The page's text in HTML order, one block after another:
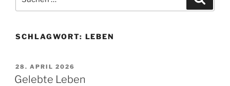
nach:
SCHLAGWORT: LEBEN
VERÖFFENTLICHT
AM
28. APRIL 2026
Gelebte Leben